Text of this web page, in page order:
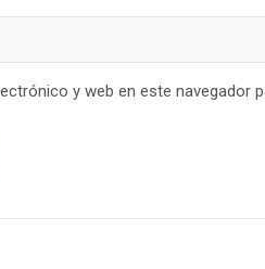
y web en este navegador